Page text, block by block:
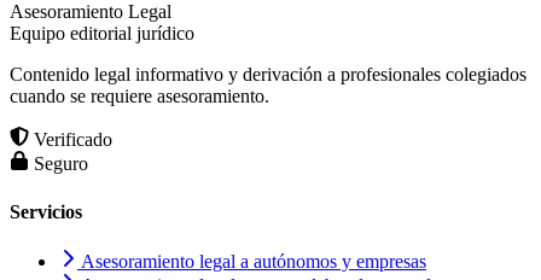
Asesoramiento Legal
Equipo editorial jurídico
Contenido legal informativo y derivación a profesionales colegiados
cuando se requiere asesoramiento.
Verificado
Seguro
Servicios
Asesoramiento legal a autónomos y empresas